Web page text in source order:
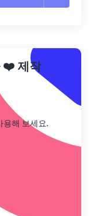
❤️제작
용해 보세요.